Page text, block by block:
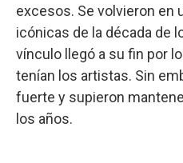
excesos. Se volvieron en
icónicas de la década de
vínculo llegó a su fin por
tenían los artistas. Sin
fuerte y supieron
los años.